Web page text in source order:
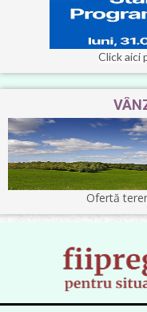
Click aici
Ofertă